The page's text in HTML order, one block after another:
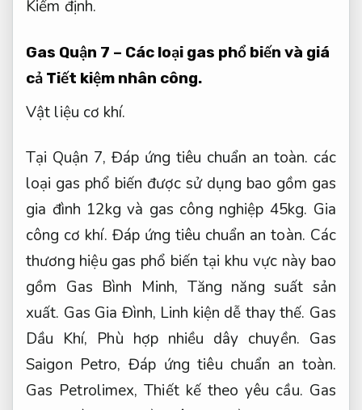
Kiểm định.
Gas Quận 7 – Các loại gas phổ biến và giá
cả Tiết kiệm nhân công.
Vật liệu cơ khí.
Tại Quận 7, Đáp ứng tiêu chuẩn an toàn. các
loại gas phổ biến được sử dụng bao gồm gas
gia đình 12kg và gas công nghiệp 45kg. Gia
công cơ khí. Đáp ứng tiêu chuẩn an toàn. Các
thương hiệu gas phổ biến tại khu vực này bao
gồm Gas Bình Minh, Tăng năng suất sản
xuất. Gas Gia Đình, Linh kiện dễ thay thế. Gas
Dầu Khí, Phù hợp nhiều dây chuyền. Gas
Saigon Petro, Đáp ứng tiêu chuẩn an toàn.
Gas Petrolimex,Thiết kế theo yêu cầu. Gas